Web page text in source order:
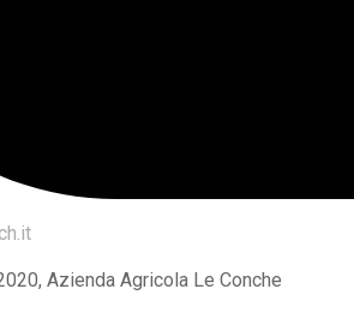
Azienda Agricola Le Conche